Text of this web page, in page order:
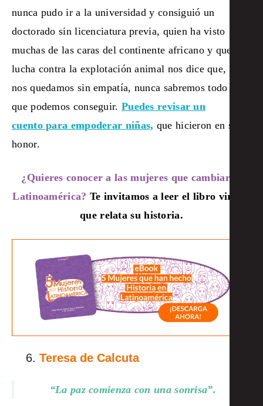
nunca pudo ir a la universidad y consiguió un
doctorado sin licenciatura previa, quien ha visto
muchas de las caras del continente africano y que
lucha contra la explotación animal nos dice que, si
nos quedamos sin empatía, nunca sabremos todo lo
que podemos conseguir. Puedes revisar un
cuento para empoderar niñas, que hicieron en su
honor.
¿Quieres conocer a las mujeres que cambiaron
Latinoamérica? Te invitamos a leer el libro virtual
que relata su historia.
Teresa de Calcuta
“La paz comienza con una sonrisa”.